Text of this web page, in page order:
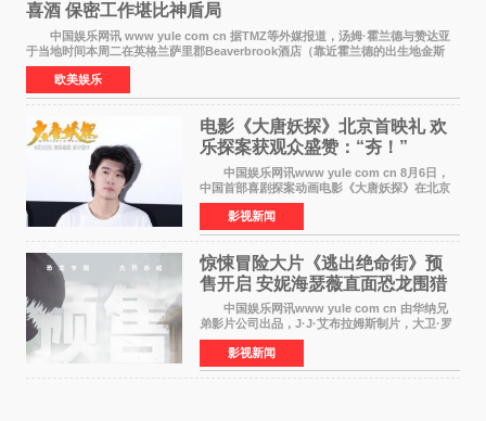
喜酒 保密工作堪比神盾局
中国娱乐网讯 www yule com cn 据TMZ等外媒报道，汤姆·霍兰德与赞达亚
于当地时间本周二在英格兰萨里郡Beaverbrook酒店（靠近霍兰德的出生地金斯
顿）举办婚宴，邀请家人与朋友们喝喜酒，庆祝
欧美娱乐
电影《大唐妖探》北京首映礼 欢
乐探案获观众盛赞：“夯！”
中国娱乐网讯www yule com cn 8月6日，
中国首部喜剧探案动画电影《大唐妖探》在北京
举办电影首映礼。导演程腾、联合导演黄珉、总
制片人曹紫建、制片人李莹莹，配音导演张喆，
对白指导程寅，领
影视新闻
惊悚冒险大片《逃出绝命街》预
售开启 安妮海瑟薇直面恐龙围猎
中国娱乐网讯www yule com cn 由华纳兄
弟影片公司出品，J·J·艾布拉姆斯制片，大卫·罗
伯特·米切尔执导，好莱坞巨星安妮·海瑟薇和伊万
·麦克格雷格领衔主演的2026暑期惊悚冒险大片
《逃出绝
影视新闻